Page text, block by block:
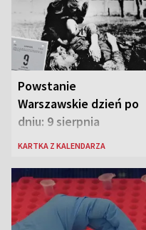
Powstanie
Warszawskie dzień po
dniu: 9 sierpnia
KARTKA Z KALENDARZA